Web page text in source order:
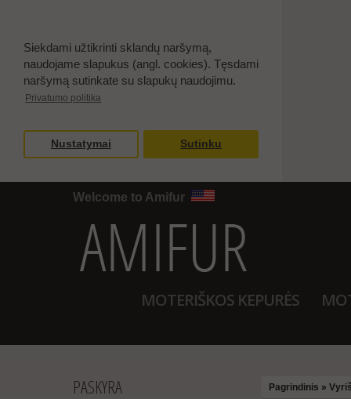
Siekdami užtikrinti sklandų naršymą,
naudojame slapukus (angl. cookies). Tęsdami
naršymą sutinkate su slapukų naudojimu.
Privatumo politika
Nustatymai Sutinku
Welcome to Amifur
MOTERIŠKOS KEPURĖS
PASKYRA Pagrindinis »